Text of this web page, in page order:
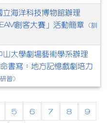
立海洋科技博物館辦理
創客大賽」活動簡章
(訓
山大學劇場藝術學系辦理
書寫：地方記憶戲劇培力
習 )
5 6 7 8 9